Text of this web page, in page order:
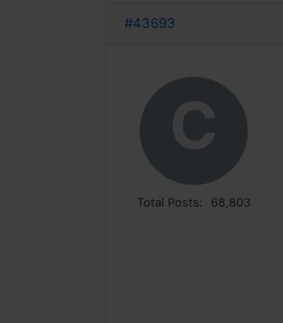
#43693
C
Total Posts: 68,803